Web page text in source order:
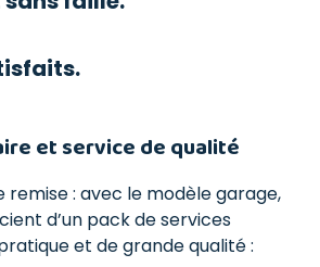
et service de qualité
remise : avec le modèle garage,
d’un pack de services
et de grande qualité :